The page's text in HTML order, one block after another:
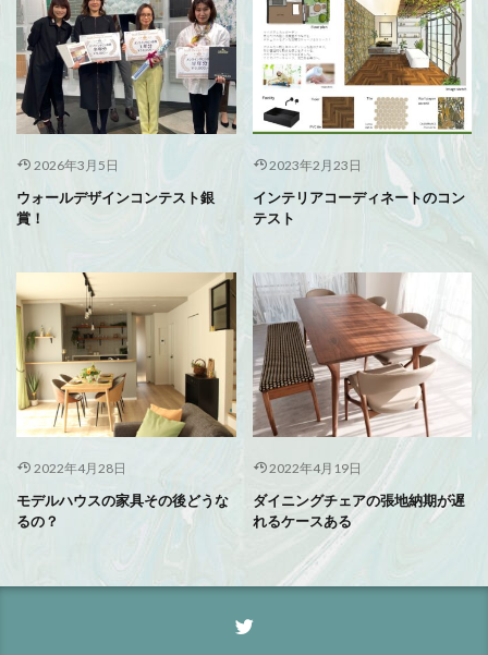
2026年3月5日
ウォールデザインコンテスト銀
賞！
2023年2月23日
インテリアコーディネートのコン
テスト
2022年4月28日
モデルハウスの家具その後どうな
るの？
2022年4月19日
ダイニングチェアの張地納期が遅
れるケースある